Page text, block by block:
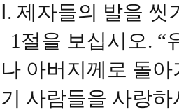
Ⅰ. 제자들의 발을
1절을 보십시오. “
나 아버지께로 돌
기 사람들을 사랑